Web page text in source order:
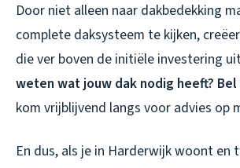
Door niet alleen naar dakbedekking
complete daksysteem te kijken,
die ver boven de initiële investering
weten wat jouw dak nodig heeft? Bel
kom vrijblijvend langs voor advies op
En dus, als je in Harderwijk woont en